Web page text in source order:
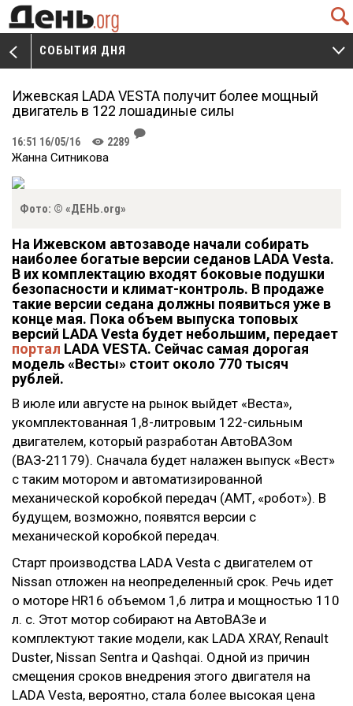
Q
V
СОБЫТИЯ ДНЯ
W
Ижевская LADA VESTA получит более мощный
двигатель в 122 лошадиные силы
16:51 16/05/16 K 2289
J
Жанна Ситникова
Фото: © «ДЕНЬ.org»
На Ижевском автозаводе начали собирать
наиболее богатые версии седанов LADA Vesta.
В их комплектацию входят боковые подушки
безопасности и климат-контроль. В продаже
такие версии седана должны появиться уже в
конце мая. Пока объем выпуска топовых
версий LADA Vesta будет небольшим, передает
портал LADA VESTA. Сейчас самая дорогая
модель «Весты» стоит около 770 тысяч
рублей.
В июле или августе на рынок выйдет «Веста»,
укомплектованная 1,8-литровым 122-сильным
двигателем, который разработан АвтоВАЗом
(ВАЗ-21179). Сначала будет налажен выпуск «Вест»
с таким мотором и автоматизированной
механической коробкой передач (АМТ, «робот»). В
будущем, возможно, появятся версии с
механической коробкой передач.
Старт производства LADA Vesta с двигателем от
Nissan отложен на неопределенный срок. Речь идет
о моторе HR16 объемом 1,6 литра и мощностью 110
л. с. Этот мотор собирают на АвтоВАЗе и
комплектуют такие модели, как LADA XRAY, Renault
Duster, Nissan Sentra и Qashqai. Одной из причин
смещения сроков внедрения этого двигателя на
LADA Vesta, вероятно, стала более высокая цена